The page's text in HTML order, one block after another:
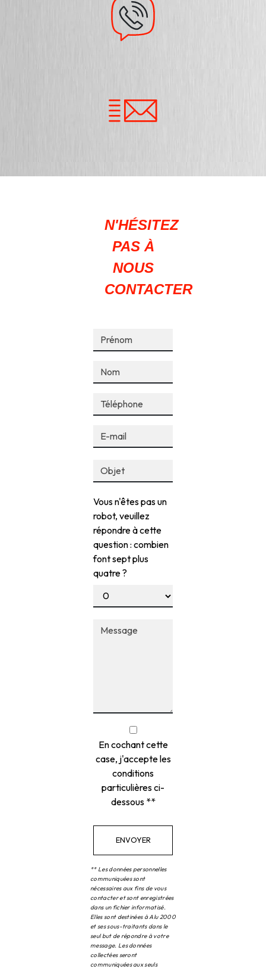
N'HÉSITEZ
PAS À
NOUS
CONTACTER
Vous n'êtes pas un
robot, veuillez
répondre à cette
question : combien
font sept plus
quatre ?
En cochant cette
case, j'accepte les
conditions
particulières ci-
dessous **
ENVOYER
** Les données personnelles
communiquées sont
nécessaires aux fins de vous
contacter et sont enregistrées
dans un fichier informatisé.
Elles sont destinées à Alu 2000
et ses sous-traitants dans le
seul but de répondre à votre
message. Les données
collectées seront
communiquées aux seuls